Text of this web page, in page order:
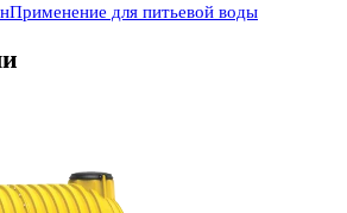
Применение для питьевой воды